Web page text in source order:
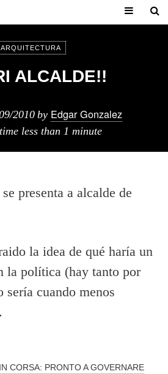
ARQUITECTURA
ALCALDE!!
2010 by Edgar Gonzalez
less than 1 minute
la idea de qué haría un
la política (hay tanto por
sería cuando menos
CORSA: PRONTO A GOVERNARE